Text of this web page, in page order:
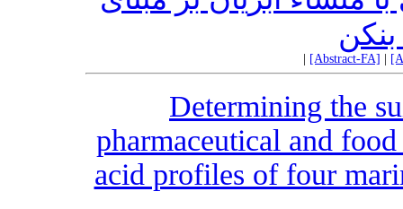
[Abstract-FA]
Determining the
pharmaceutical and
acid profiles of four